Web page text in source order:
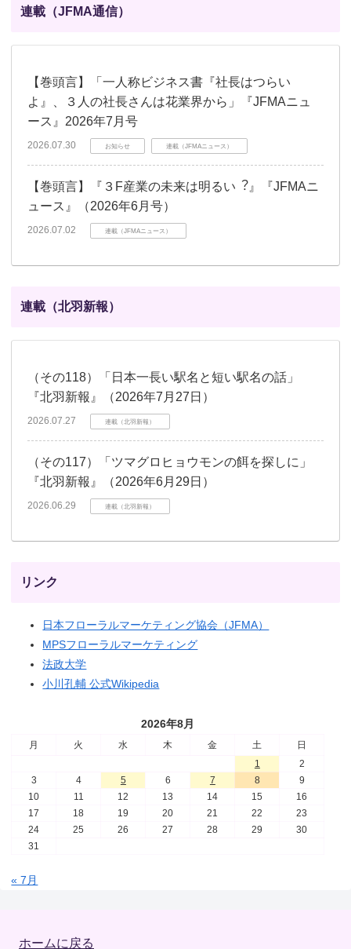
連載（JFMA通信）
【巻頭言】「一人称ビジネス書『社長はつらい
よ』、３人の社長さんは花業界から」『JFMAニュ
ース』2026年7月号
2026.07.30 お知らせ 連載（JFMAニュース）
【巻頭言】『３F産業の未来は明るい︖』『JFMAニ
ュース』（2026年6月号）
2026.07.02 連載（JFMAニュース）
連載（北羽新報）
（その118）「日本一長い駅名と短い駅名の話」
『北羽新報』（2026年7月27日）
2026.07.27 連載（北羽新報）
（その117）「ツマグロヒョウモンの餌を探しに」
『北羽新報』（2026年6月29日）
2026.06.29 連載（北羽新報）
リンク
日本フローラルマーケティング協会（JFMA）
MPSフローラルマーケティング
法政大学
小川孔輔 公式Wikipedia
2026年8月
月 火 水 木 金 土
日
1
2
3
4 5 6 7 8
9
10
11 12 13 14 15
16
17
18 19 20 21 22
23
24
25 26 27 28 29
30
31
« 7月
ホームに戻る